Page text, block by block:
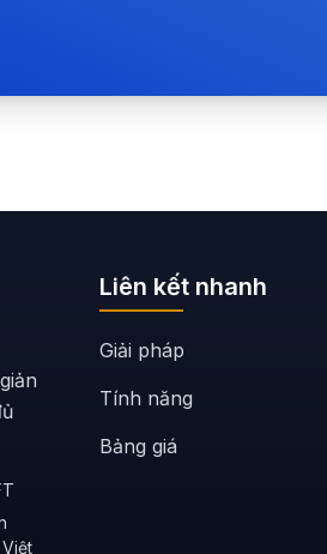
Liên kết nhanh
Giải pháp
Tính năng
Bảng giá